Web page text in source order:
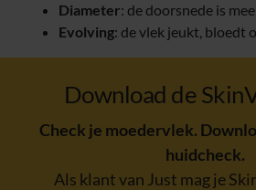
Diameter: de doorsnede is
Evolving: de vlek jeukt, bloedt
Download de
Check je moedervlek.
huidcheck.
Als klant van Just mag je